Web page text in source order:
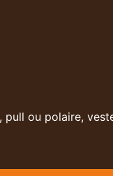
pull ou polaire,